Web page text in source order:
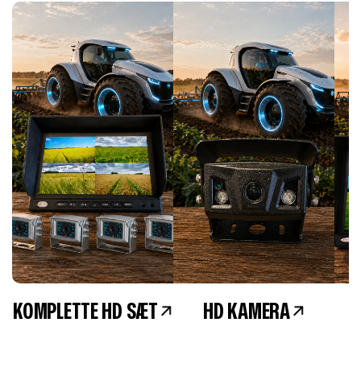
KOMPLETTE HD SÆT HD KAMERA